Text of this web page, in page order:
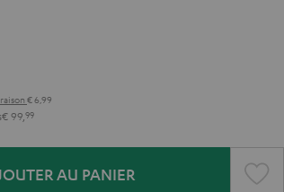
€ 6,99
€ 99, 99
AU PANIER